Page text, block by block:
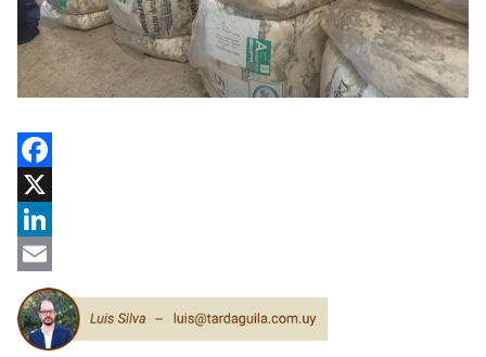
Facebook
X
LinkedIn
Email